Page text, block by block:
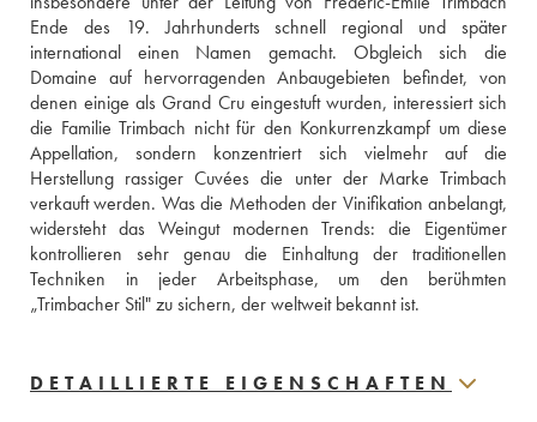
Ende des 19. Jahrhunderts schnell regional und später
international einen Namen gemacht. Obgleich sich die
Domaine auf hervorragenden Anbaugebieten befindet, von
denen einige als Grand Cru eingestuft wurden, interessiert sich
die Familie Trimbach nicht für den Konkurrenzkampf um diese
Appellation, sondern konzentriert sich vielmehr auf die
Herstellung rassiger Cuvées die unter der Marke Trimbach
verkauft werden. Was die Methoden der Vinifikation anbelangt,
widersteht das Weingut modernen Trends: die Eigentümer
kontrollieren sehr genau die Einhaltung der traditionellen
Techniken in jeder Arbeitsphase, um den berühmten
„Trimbacher Stil" zu sichern, der weltweit bekannt ist.
DETAILLIERTE EIGENSCHAFTEN